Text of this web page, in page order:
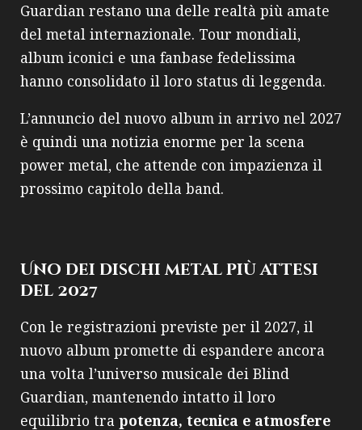
Guardian restano una delle realtà più amate
del metal internazionale. Tour mondiali,
album iconici e una fanbase fedelissima
hanno consolidato il loro status di leggenda.
L’annuncio del nuovo album in arrivo nel 2027
è quindi una notizia enorme per la scena
power metal, che attende con impazienza il
prossimo capitolo della band.
Uno dei dischi metal più attesi
del 2027
Con le registrazioni previste per il 2027, il
nuovo album promette di espandere ancora
una volta l’universo musicale dei Blind
Guardian, mantenendo intatto il loro
equilibrio tra potenza, tecnica e atmosfere